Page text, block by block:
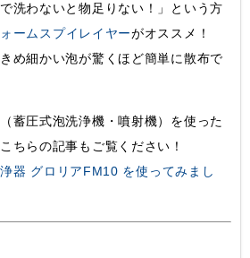
洗わないと物足りない！」という方
ームスプイレイヤーがオススメ！
め細かい泡が驚くほど簡単に散布で
蓄圧式泡洗浄機・噴射機）を使った
ちらの記事もご覧ください！
浄器 グロリアFM10 を使ってみまし